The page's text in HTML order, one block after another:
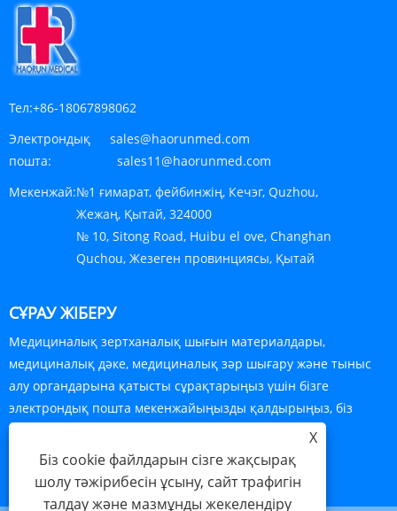
Тел:+86-18067898062
Электрондық
пошта:
sales@haorunmed.com
sales11@haorunmed.com
Мекенжай:№1 ғимарат, фейбинжiң, Кечэг, Quzhou,
Жежаң, Қытай, 324000
№ 10, Sitong Road, Huibu el ove, Changhan
Quchou, Жезеген провинциясы, Қытай
СҰРАУ ЖІБЕРУ
Медициналық зертханалық шығын материалдары,
медициналық дәке, медициналық зәр шығару және тыныс
алу органдарына қатысты сұрақтарыңыз үшін бізге
электрондық пошта мекенжайыңызды қалдырыңыз, біз
сізбен 24 сағат ішінде байланысамыз.
ҚАЗІР СҰРАУ
X
Біз cookie файлдарын сізге жақсырақ
шолу тәжірибесін ұсыну, сайт трафигін
талдау және мазмұнды жекелендіру